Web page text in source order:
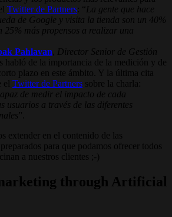
Twitter de Partners : “ La gente que hace
de Google y visita la tienda son un 40%
25% más propensos a realizar una
Pahlavan
Director Senior de Gestión
habló de la importancia de la medición y de
plazo en este ámbito. Y la última cita
Twitter de Partners sobre la charla:
de medir el impacto de cada
usuarios a través de las diferentes
”.
extender en el contenido de las
para que podamos ofrecer todos
a nuestros clientes ;-)
through Artificial